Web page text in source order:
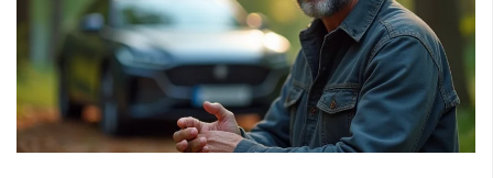
Поділитися
Lukas Müller